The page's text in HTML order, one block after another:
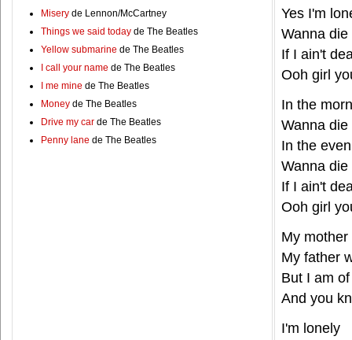
Misery de Lennon/McCartney
Things we said today de The Beatles
Yellow submarine de The Beatles
I call your name de The Beatles
I me mine de The Beatles
Money de The Beatles
Drive my car de The Beatles
Penny lane de The Beatles
Yes I'm
Wanna die
If I ain't
Ooh girl
In the
Wanna die
In the
Wanna die
If I ain't
Ooh girl
My
My father
But I am
And you
I'm lonely